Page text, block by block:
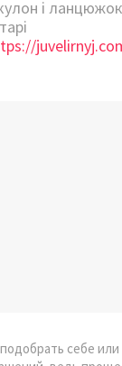
і
себе или